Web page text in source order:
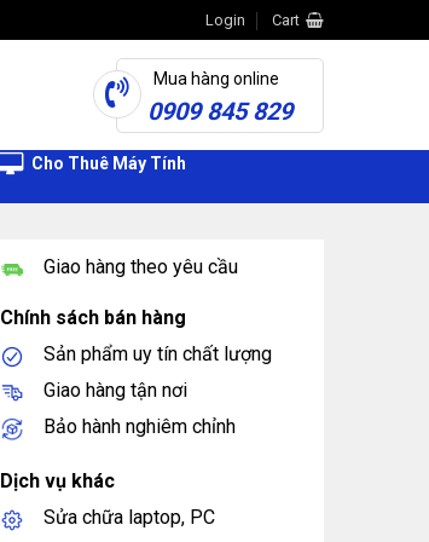
Login Cart
Mua hàng online
0909 845 829
Cho Thuê Máy Tính
Giao hàng theo yêu cầu
Chính sách bán hàng
Sản phẩm uy tín chất lượng
Giao hàng tận nơi
Bảo hành nghiêm chỉnh
Dịch vụ khác
Sửa chữa laptop, PC